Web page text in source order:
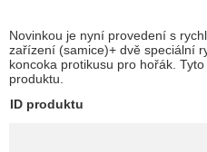
Novinkou je nyní provedení s
zařízení (samice)+ dvě speciální
koncoka protikusu pro hořák.
produktu.
ID produktu